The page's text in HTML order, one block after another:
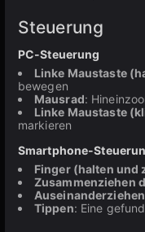
Steuerung
PC-Steuerung
Linke Maustaste
bewegen
Mausrad:
Linke Maustaste
markieren
Smartphone-
Finger (halten und
Zusammenziehen
Tippen: Eine